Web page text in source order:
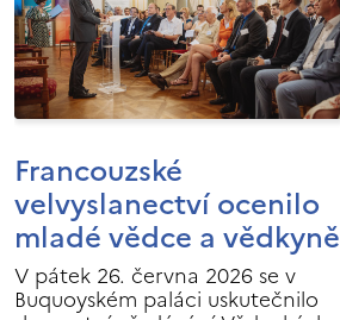
Francouzské
velvyslanectví ocenilo
mladé vědce a vědkyně
V pátek 26. června 2026 se v
Buquoyském paláci uskutečnilo